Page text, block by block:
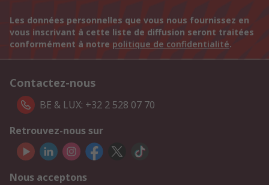
Les données personnelles que vous nous fournissez en
vous inscrivant à cette liste de diffusion seront traitées
conformément à notre politique de confidentialité.
Contactez-nous
BE & LUX: +32 2 528 07 70
Retrouvez-nous sur
Nous acceptons